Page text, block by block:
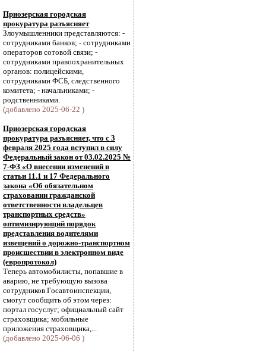
Приозерская городская
прокуратура разъясняет
Злоумышленники представляются: -
сотрудниками банков; - сотрудниками
операторов сотовой связи; -
сотрудниками правоохранительных
органов: полицейскими,
сотрудниками ФСБ, следственного
комитета; - начальниками; -
родственниками.
(добавлено 2025-06-22 )
Приозерская городская
прокуратура разъясняет, что с 3
февраля 2025 года вступил в силу
Федеральный закон от 03.02.2025 №
7-ФЗ «О внесении изменений в
статьи 11.1 и 17 Федерального
закона «Об обязательном
страховании гражданской
ответственности владельцев
транспортных средств»
оптимизирующий порядок
представления водителями
извещений о дорожно-транспортном
происшествии в электронном виде
(европротокол)
Теперь автомобилисты, попавшие в
аварию, не требующую вызова
сотрудников Госавтоинспекции,
смогут сообщить об этом через:
портал госуслуг; официальный сайт
страховщика; мобильные
приложения страховщика,...
(добавлено 2025-06-06 )